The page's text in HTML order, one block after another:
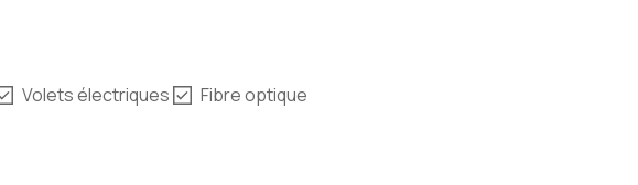
Volets électriques Fibre optique